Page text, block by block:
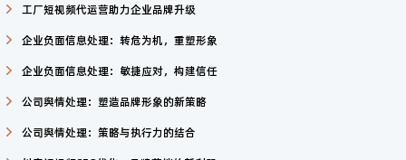
工厂短视频代运营助力企业品牌升级
企业负面信息处理：转危为机，重塑形象
企业负面信息处理：敏捷应对，构建信任
公司舆情处理：塑造品牌形象的新策略
公司舆情处理：策略与执行力的结合